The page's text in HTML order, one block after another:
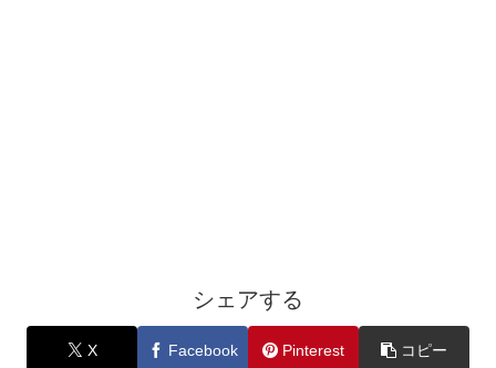
シェアする
X Facebook Pinterest コピー